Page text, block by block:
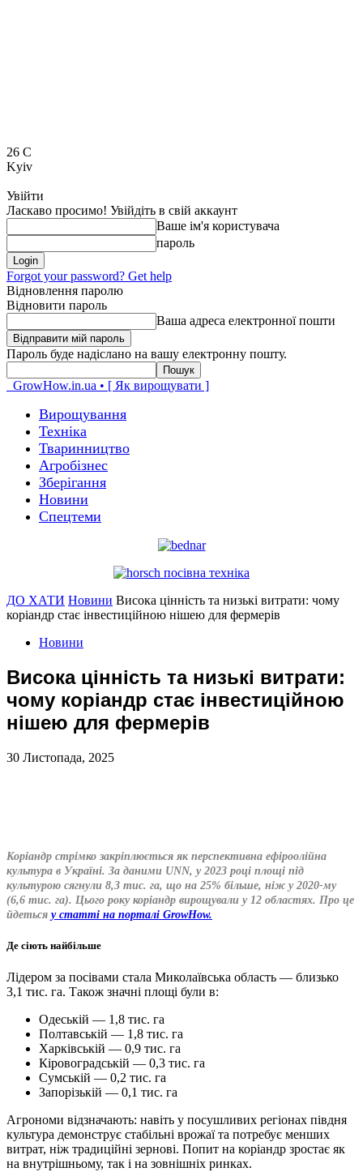
26 C
Kyiv
Увійти
Ласкаво просимо! Увійдіть в свій аккаунт
Ваше ім'я користувача
пароль
Forgot your password? Get help
Відновлення паролю
Відновити пароль
Ваша адреса електронної пошти
Пароль буде надіслано на вашу електронну пошту.
GrowHow.in.ua • [ Як вирощувати ]
Вирощування
Техніка
Тваринництво
Агробізнес
Зберігання
Новини
Спецтеми
ДО ХАТИ Новини Висока цінність та низькі витрати: чому
коріандр стає інвестиційною нішею для фермерів
Новини
Висока цінність та низькі витрати:
чому коріандр стає інвестиційною
нішею для фермерів
30 Листопада, 2025
Коріандр стрімко закріплюється як перспективна ефіроолійна
культура в Україні. За даними UNN, у 2023 році площі під
культурою сягнули 8,3 тис. га, що на 25% більше, ніж у 2020-му
(6,6 тис. га). Цього року коріандр вирощували у 12 областях. Про це
йдеться у статті на порталі GrowHow.
Де сіють найбільше
Лідером за посівами стала Миколаївська область — близько
3,1 тис. га. Також значні площі були в:
Одеській — 1,8 тис. га
Полтавській — 1,8 тис. га
Харківській — 0,9 тис. га
Кіровоградській — 0,3 тис. га
Сумській — 0,2 тис. га
Запорізькій — 0,1 тис. га
Агрономи відзначають: навіть у посушливих регіонах півдня
культура демонструє стабільні врожаї та потребує менших
витрат, ніж традиційні зернові. Попит на коріандр зростає як
на внутрішньому, так і на зовнішніх ринках.